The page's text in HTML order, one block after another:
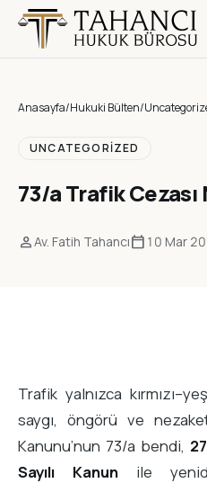
Anasayfa/Hukuki Bülten/
UNCATEGORIZED
73/a Trafik Cezası
personAv. Fatih Tahancıcalendar_today 10 Mar
Trafik yalnızca
saygı, öngörü ve
Kanunu’nun 73/a bendi,
Sayılı Kanun ile